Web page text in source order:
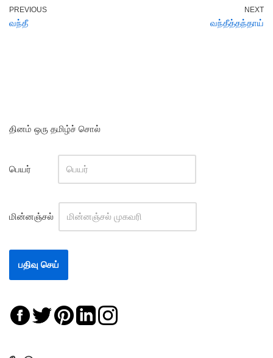
PREVIOUS
வந்தீ
NEXT
வந்தீத்தந்தாய்
தினம் ஒரு தமிழ்ச் சொல்
பெயர்
மின்னஞ்சல்